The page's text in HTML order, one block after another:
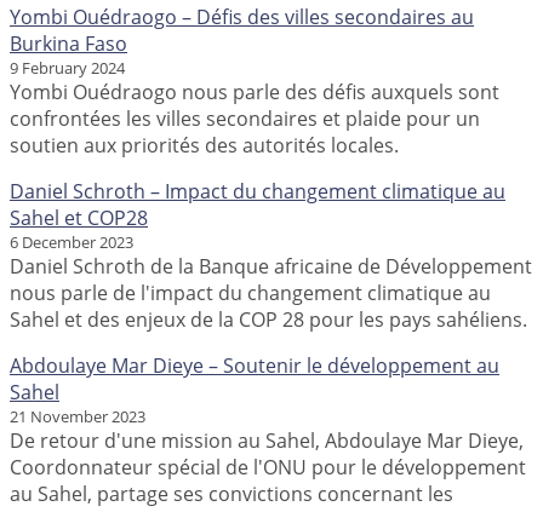
Yombi Ouédraogo – Défis des villes secondaires au
Burkina Faso
9 February 2024
Yombi Ouédraogo nous parle des défis auxquels sont
confrontées les villes secondaires et plaide pour un
soutien aux priorités des autorités locales.
Daniel Schroth – Impact du changement climatique au
Sahel et COP28
6 December 2023
Daniel Schroth de la Banque africaine de Développement
nous parle de l'impact du changement climatique au
Sahel et des enjeux de la COP 28 pour les pays sahéliens.
Abdoulaye Mar Dieye – Soutenir le développement au
Sahel
21 November 2023
De retour d'une mission au Sahel, Abdoulaye Mar Dieye,
Coordonnateur spécial de l'ONU pour le développement
au Sahel, partage ses convictions concernant les